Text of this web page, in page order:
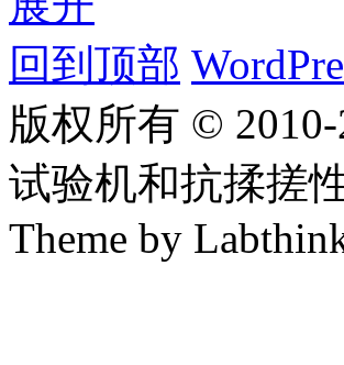
回到顶部
版权所有 ©
试验机和抗揉搓
Theme by